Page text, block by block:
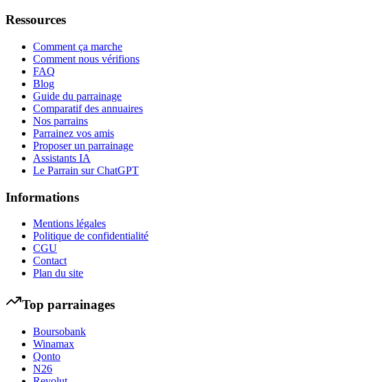
Ressources
Comment ça marche
Comment nous vérifions
FAQ
Blog
Guide du parrainage
Comparatif des annuaires
Nos parrains
Parrainez vos amis
Proposer un parrainage
Assistants IA
Le Parrain sur ChatGPT
Informations
Mentions légales
Politique de confidentialité
CGU
Contact
Plan du site
Top parrainages
Boursobank
Winamax
Qonto
N26